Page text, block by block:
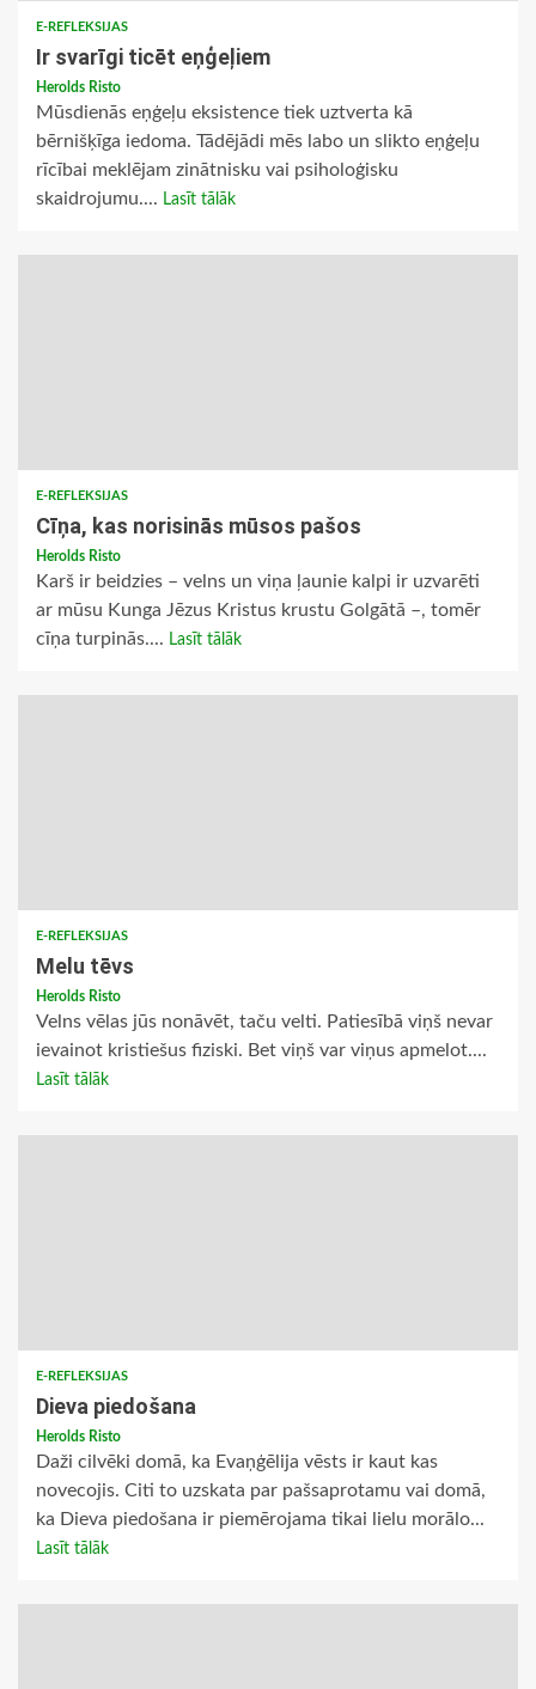
E-REFLEKSIJAS
Ir svarīgi ticēt eņģeļiem
Herolds Risto
Mūsdienās eņģeļu eksistence tiek uztverta kā
bērnišķīga iedoma. Tādējādi mēs labo un slikto eņģeļu
rīcībai meklējam zinātnisku vai psiholoģisku
skaidrojumu.... Lasīt tālāk
E-REFLEKSIJAS
Cīņa, kas norisinās mūsos pašos
Herolds Risto
Karš ir beidzies – velns un viņa ļaunie kalpi ir uzvarēti
ar mūsu Kunga Jēzus Kristus krustu Golgātā –, tomēr
cīņa turpinās.... Lasīt tālāk
E-REFLEKSIJAS
Melu tēvs
Herolds Risto
Velns vēlas jūs nonāvēt, taču velti. Patiesībā viņš nevar
ievainot kristiešus fiziski. Bet viņš var viņus apmelot....
Lasīt tālāk
E-REFLEKSIJAS
Dieva piedošana
Herolds Risto
Daži cilvēki domā, ka Evaņģēlija vēsts ir kaut kas
novecojis. Citi to uzskata par pašsaprotamu vai domā,
ka Dieva piedošana ir piemērojama tikai lielu morālo...
Lasīt tālāk